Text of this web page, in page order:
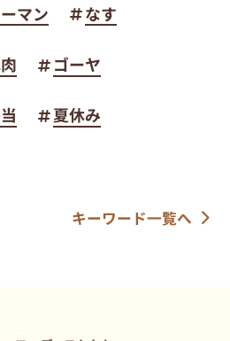
マン なす
ゴーヤ
夏休み
キーワード一覧へ